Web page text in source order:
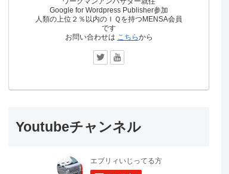
Google for Wordpress Publisher参加
人類の上位２％以内のＩＱを持つMENSA会員
です
お問い合わせは こちらから
Youtubeチャンネル